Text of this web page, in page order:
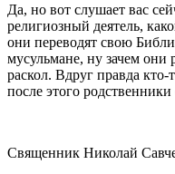
Да, но вот слушает вас
религиозный деятель,
они переводят свою
мусульмане, ну зачем они
раскол. Вдруг правда кто-
после этого
Священник Николай